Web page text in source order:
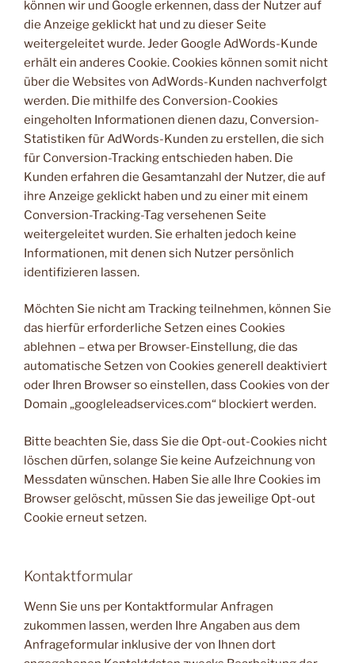
können wir und Google erkennen, dass der Nutzer auf
die Anzeige geklickt hat und zu dieser Seite
weitergeleitet wurde. Jeder Google AdWords-Kunde
erhält ein anderes Cookie. Cookies können somit nicht
über die Websites von AdWords-Kunden nachverfolgt
werden. Die mithilfe des Conversion-Cookies
eingeholten Informationen dienen dazu, Conversion-
Statistiken für AdWords-Kunden zu erstellen, die sich
für Conversion-Tracking entschieden haben. Die
Kunden erfahren die Gesamtanzahl der Nutzer, die auf
ihre Anzeige geklickt haben und zu einer mit einem
Conversion-Tracking-Tag versehenen Seite
weitergeleitet wurden. Sie erhalten jedoch keine
Informationen, mit denen sich Nutzer persönlich
identifizieren lassen.
Möchten Sie nicht am Tracking teilnehmen, können Sie
das hierfür erforderliche Setzen eines Cookies
ablehnen – etwa per Browser-Einstellung, die das
automatische Setzen von Cookies generell deaktiviert
oder Ihren Browser so einstellen, dass Cookies von der
Domain „googleleadservices.com“ blockiert werden.
Bitte beachten Sie, dass Sie die Opt-out-Cookies nicht
löschen dürfen, solange Sie keine Aufzeichnung von
Messdaten wünschen. Haben Sie alle Ihre Cookies im
Browser gelöscht, müssen Sie das jeweilige Opt-out
Cookie erneut setzen.
Kontaktformular
Wenn Sie uns per Kontaktformular Anfragen
zukommen lassen, werden Ihre Angaben aus dem
Anfrageformular inklusive der von Ihnen dort